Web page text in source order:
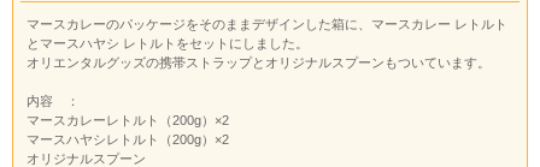
マースカレーのパッケージをそのままデザインした箱に、マースカレー レトルト
とマースハヤシ レトルトをセットにしました。
オリエンタルグッズの携帯ストラップとオリジナルスプーンもついています。
内容 ：
マースカレーレトルト（200g）×2
マースハヤシレトルト（200g）×2
オリジナルスプーン